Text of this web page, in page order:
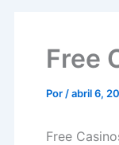
Free
Por /abril 6,
Free